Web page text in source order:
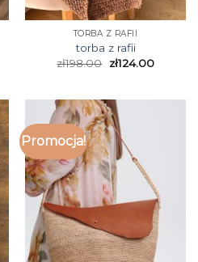
TORBA Z RAFII
torba z rafii
zł198.00 zł124.00
Promocja!